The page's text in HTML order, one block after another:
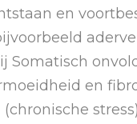
en
Somatisch
en